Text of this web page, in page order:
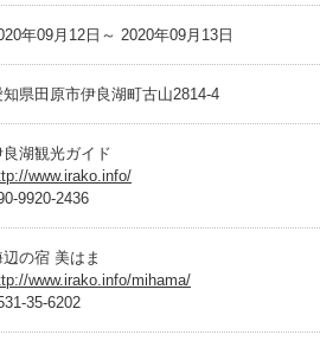
年09月12日～ 2020年09月13日
知県田原市伊良湖町古山2814-4
良湖観光ガイド
www.irako.info/
9920-2436
辺の宿 美はま
www.irako.info/mihama/
35-6202